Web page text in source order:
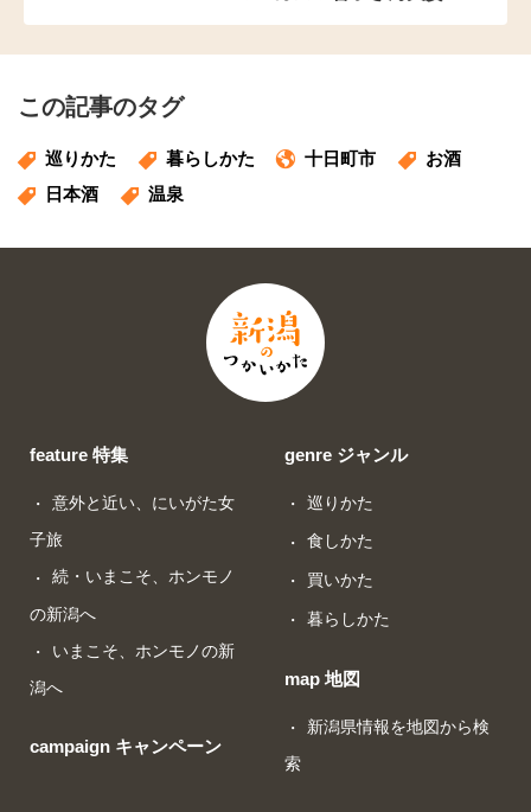
この記事のタグ
巡りかた 暮らしかた 十日町市
お酒
日本酒
温泉
feature 特集
意外と近い、にいがた女
子旅
続・いまこそ、ホンモノ
の新潟へ
いまこそ、ホンモノの新
潟へ
campaign キャンペーン
genre ジャンル
巡りかた
食しかた
買いかた
暮らしかた
map 地図
新潟県情報を地図から検
索